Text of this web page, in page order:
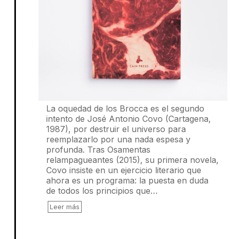
La oquedad de los Brocca es el segundo
intento de José Antonio Covo (Cartagena,
1987), por destruir el universo para
reemplazarlo por una nada espesa y
profunda. Tras Osamentas
relampagueantes (2015), su primera novela,
Covo insiste en un ejercicio literario que
ahora es un programa: la puesta en duda
de todos los principios que…
Leer más